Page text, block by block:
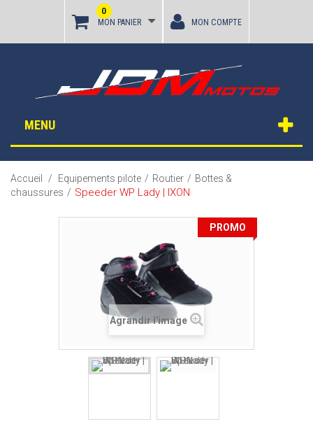
MON PANIER
0
MON COMPTE
MENU
Accueil / Equipements pilote / Routier / Bottes &
chaussures / Speeder WP Lady | IXON
PROMO
Agrandir l'image